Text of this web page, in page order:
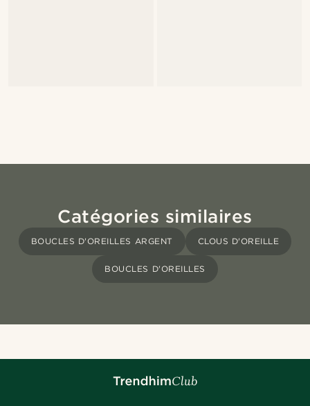
Catégories similaires
BOUCLES D'OREILLES ARGENT CLOUS D'OREILLE
BOUCLES D'OREILLES